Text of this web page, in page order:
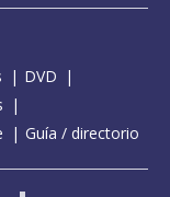
DVD
Guía / directorio